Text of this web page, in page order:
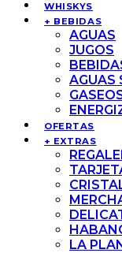
WHISKYS
+ BEBIDAS
AGUAS
JUGOS
AGUAS
OFERTAS
+ EXTRAS
LA